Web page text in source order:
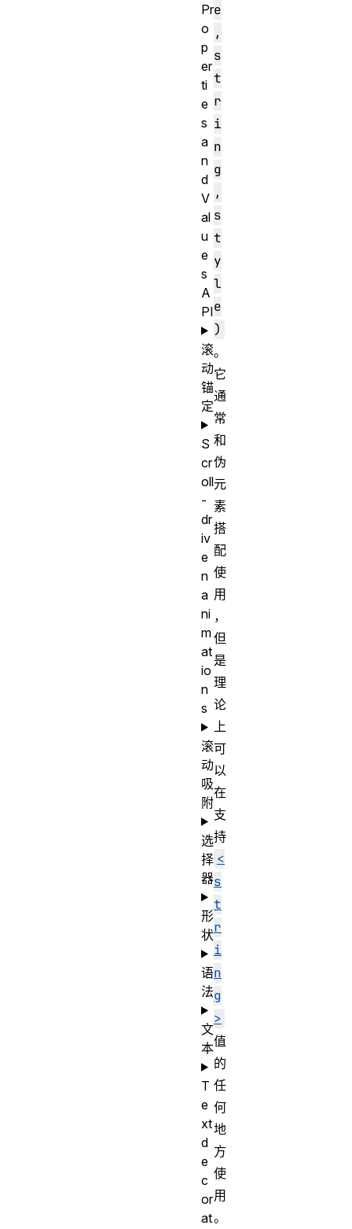
e
,
s
t
r
i
n
g
,
s
t
y
l
e
)
。
它
通
常
和
伪
元
素
搭
配
使
用
，
但
是
理
论
上
可
以
在
支
持
<
s
t
r
i
n
g
>
值
的
任
何
地
方
使
用
。
Pr
o
p
er
ti
e
s
a
n
d
V
al
u
e
s
A
PI
滚
动
锚
定
S
cr
oll
-
dr
iv
e
n
a
ni
m
at
io
n
s
滚
动
吸
附
选
择
器
形
状
语
法
文
本
T
e
xt
d
e
c
or
at